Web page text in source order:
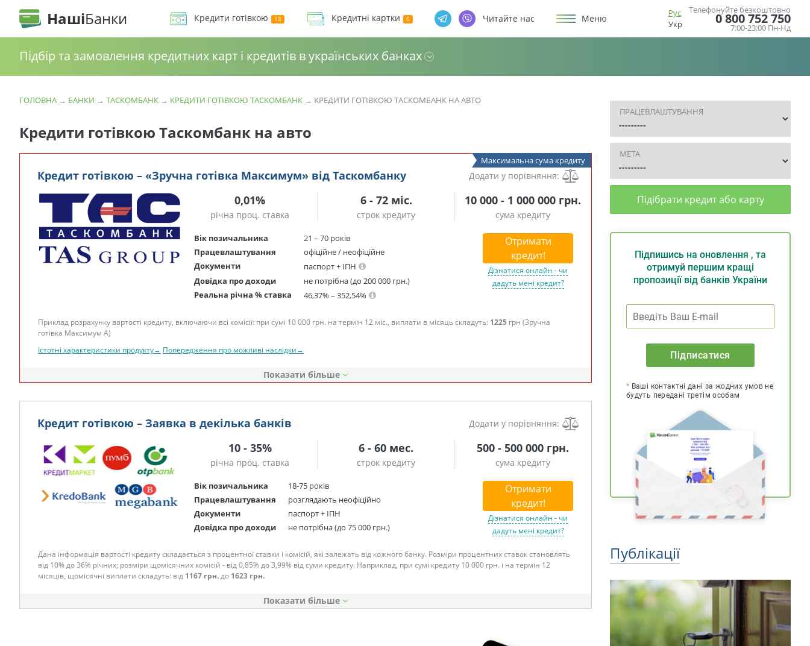
НашіБанки Кредити готівкою Кредитні картки Читайте нас Меню
Рус
Укр
Телефонуйте безкоштовно
0 800 752 750
7:00-23:00 Пн-Нд
Підбір та замовлення кредитних карт і кредитів в українських банках
ГОЛОВНА → БАНКИ → ТАСКОМБАНК → КРЕДИТИ ГОТІВКОЮ ТАСКОМБАНК → КРЕДИТИ ГОТІВКОЮ ТАСКОМБАНК НА АВТО
Кредити готівкою Таскомбанк на авто
Максимальна сума кредиту
Кредит готівкою – «Зручна готівка Максимум» від Таскомбанку Додати у порівняння:
0,01%
річна проц. ставка
6 - 72 міс.
строк кредиту
10 000 - 1 000 000 грн.
сума кредиту
Вік позичальника
21 – 70 років
Працевлаштування
офіційне / неофіційне
Документи
паспорт + ІПН
Довідка про доходи
не потрібна (до 200 000 грн.)
Реальна річна % ставка
46,37% – 352,54%
Отримати
кредит!
Дізнатися онлайн - чи
дадуть мені кредит?
Приклад розрахунку вартості кредиту, включаючи всі комісії: при сумі 10 000 грн. на термін 12 міс., виплати в місяць складуть: 1225 грн (Зручна
готівка Максимум А)
Істотні характеристики продукту→ Попередження про можливі наслідки→
Показати
Кредит готівкою – Заявка в декілька банків Додати у порівняння:
10 - 35%
річна проц. ставка
6 - 60 мес.
строк кредиту
500 - 500 000 грн.
сума кредиту
Вік позичальника
18-75 років
Працевлаштування
розглядають неофіційно
Документи
паспорт + ІПН
Довідка про доходи
не потрібна (до 75 000 грн.)
Отримати
кредит!
Дізнатися онлайн - чи
дадуть мені кредит?
Дана інформація вартості кредиту складається з процентної ставки і комісій, які залежать від кожного банку. Розміри процентних ставок становлять
від 10% до 36% річних; розміри щомісячних комісій - від 0,85% до 3,99% від суми кредиту. Наприклад, при сумі кредиту 10 000 грн. і на термін 12
місяців, щомісячні виплати складуть: від 1167 грн.до 1623 грн.
Показати
ПРАЦЕВЛАШТУВАННЯ
МЕТА
Підібрати кредит або карту
Підпишись на оновлення , та
отримуй першим кращі
пропозиції від банків України
Підписатися
* Ваші контактні дані за жодних умов не
будуть передані третім особам
Публікації